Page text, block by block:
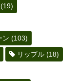
(19)
ン (103)
リップル (18)